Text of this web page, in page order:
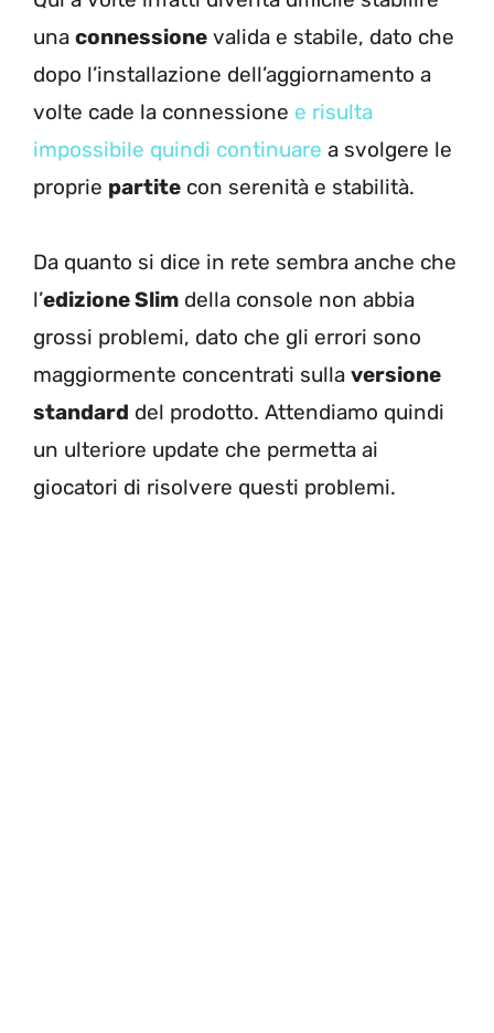
una connessione valida e stabile, dato che
dopo l’installazione dell’aggiornamento a
volte cade la connessione e risulta
impossibile quindi continuare a svolgere le
proprie partite con serenità e stabilità.
Da quanto si dice in rete sembra anche che
l’edizione Slim della console non abbia
grossi problemi, dato che gli errori sono
maggiormente concentrati sulla versione
standard del prodotto. Attendiamo quindi
un ulteriore update che permetta ai
giocatori di risolvere questi problemi.